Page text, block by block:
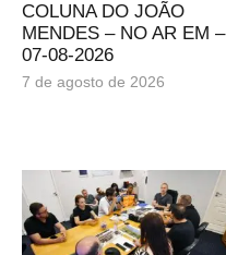
COLUNA DO JOÃO
MENDES – NO AR EM –
07-08-2026
7 de agosto de 2026